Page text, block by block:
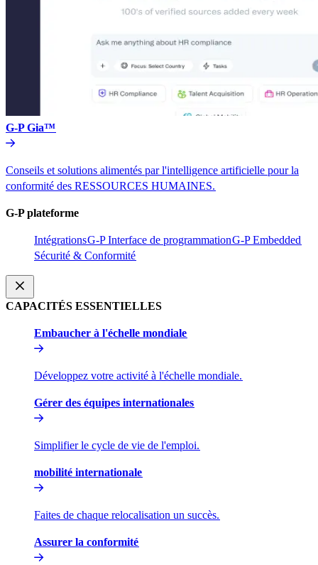
G-P Gia™​​
Conseils et solutions alimentés par l'intelligence artificielle pour la
conformité des RESSOURCES HUMAINES.​​
G-P plateforme​​
Intégrations​​G-P Interface de programmation​​G-P Embedded​​
Sécurité & Conformité​​
CAPACITÉS ESSENTIELLES​​
Embaucher à l'échelle mondiale​​
Développez votre activité à l'échelle mondiale.​​
Gérer des équipes internationales​​
Simplifier le cycle de vie de l'emploi.​​
mobilité internationale​​
Faites de chaque relocalisation un succès.​​
Assurer la conformité​​